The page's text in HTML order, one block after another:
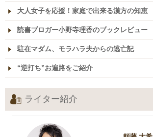
大人女子を応援！家庭で出来る漢方の知恵
読書ブロガー小野寺理香のブックレビュー
駐在マダム、モラハラ夫からの逃亡記
“逆打ち”お遍路をご紹介
ライター紹介